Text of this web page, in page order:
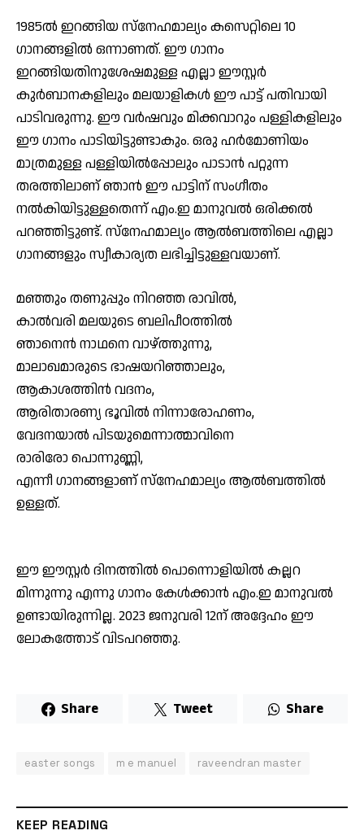
1985ല്‍ ഇറങ്ങിയ സ്‌നേഹമാല്യം കസെറ്റിലെ 10
ഗാനങ്ങളില്‍ ഒന്നാണത്. ഈ ഗാനം
ഇറങ്ങിയതിനുശേഷമുള്ള എല്ലാ ഈസ്റ്റര്‍
കുര്‍ബാനകളിലും മലയാളികള്‍ ഈ പാട്ട് പതിവായി
പാടിവരുന്നു. ഈ വര്‍ഷവും മിക്കവാറും പള്ളികളിലും
ഈ ഗാനം പാടിയിട്ടുണ്ടാകും. ഒരു ഹര്‍മോണിയം
മാത്രമുള്ള പള്ളിയില്‍പ്പോലും പാടാന്‍ പറ്റുന്ന
തരത്തിലാണ് ഞാന്‍ ഈ പാട്ടിന് സംഗീതം
നല്‍കിയിട്ടുള്ളതെന്ന് എം.ഇ മാനുവല്‍ ഒരിക്കല്‍
പറഞ്ഞിട്ടുണ്ട്. സ്‌നേഹമാല്യം ആല്‍ബത്തിലെ എല്ലാ
ഗാനങ്ങളും സ്വീകാര്യത ലഭിച്ചിട്ടുള്ളവയാണ്.
മഞ്ഞും തണുപ്പും നിറഞ്ഞ രാവില്‍,
കാല്‍വരി മലയുടെ ബലിപീഠത്തില്‍
ഞാനെന്‍ നാഥനെ വാഴ്ത്തുന്നു,
മാലാഖമാരുടെ ഭാഷയറിഞ്ഞാലും,
ആകാശത്തിന്‍ വദനം,
ആരിതാരണ്യ ഭൂവില്‍ നിന്നാരോഹണം,
വേദനയാല്‍ പിടയുമെന്നാത്മാവിനെ
രാരിരോ പൊന്നുണ്ണി,
എന്നീ ഗാനങ്ങളാണ് സ്‌നേഹമാല്യം ആല്‍ബത്തില്‍
ഉള്ളത്.
ഈ ഈസ്റ്റര്‍ ദിനത്തില്‍ പൊന്നൊളിയില്‍ കല്ലറ
മിന്നുന്നു എന്നു ഗാനം കേള്‍ക്കാന്‍ എം.ഇ മാനുവല്‍
ഉണ്ടായിരുന്നില്ല. 2023 ജനുവരി 12ന് അദ്ദേഹം ഈ
ലോകത്തോട് വിടപറഞ്ഞു.
Share Tweet Share
easter songs m e manuel raveendran master
KEEP READING